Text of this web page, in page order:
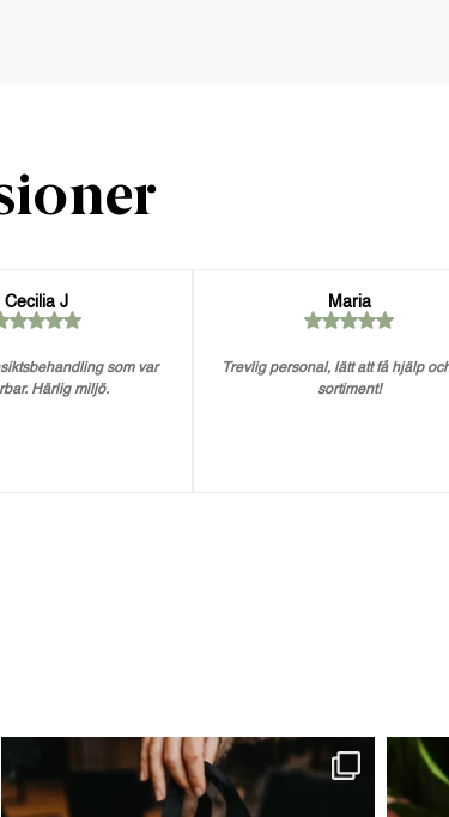
Cecilia J
som var
Härlig miljö.
Maria
Trevlig personal, lätt att få hjälp
sortiment!
Vellnez – din samlingsplats för